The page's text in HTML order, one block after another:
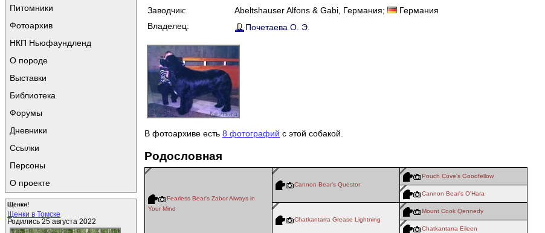
Питомники
Фотоархив
НКП Ньюфаундленд
О породе
Выставки
Библиотека
Форумы
Дневники
Ссылки
Персоны
О проекте
Щенки!
Щенки в Томске
Родились 25 августа 2022
Заводчик:
Abeltshauser Alfons & Gabi, Германия;
Германия
Владелец:
Почетаева О. Э.
В фотоархиве есть 8 фотографий с этой собакой.
Родословная
Fearless Bear's Zabor Always in
Your Mind
Cannon Bear's Questor
Pouch Cove's Goodfellow
Cannon Bear's O'Hara
Chatkantarra Grease Lightning
Mount Cook Qennedy
Chatkantarra Eileen